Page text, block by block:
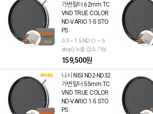
가변필터 62mm TC
VND TRUE COLOR
ND-VARIO 1-5 STO
PS
0.3 ~ 1.5 ND (1 ~ 5
stop) 노출 감소 가능
159,500원
니시 NISI ND2-ND32
가변필터 55mm TC
VND TRUE COLOR
ND-VARIO 1-5 STO
PS